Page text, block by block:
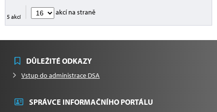
5 akcí
akcí na straně
DŮLEŽITÉ ODKAZY
Vstup do administrace DSA
SPRÁVCE INFORMAČNÍHO PORTÁLU